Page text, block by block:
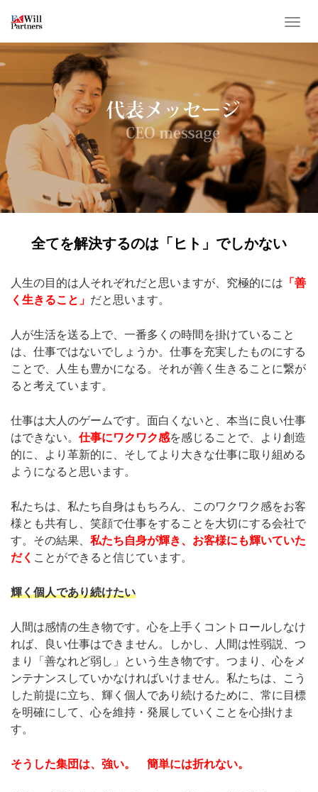
T
o
a
v
i
g
o
n
全てを解決するのは「ヒト」でしかない
人生の目的は人それぞれだと思いますが、究極的には 「善
く生きること」 だと思います。
人が生活を送る上で、一番多くの時間を掛けていること
は、仕事ではないでしょうか。仕事を充実したものにする
ことで、人生も豊かになる。それが善く生きることに繋が
ると考えています。
仕事は大人のゲームです。面白くないと、本当に良い仕事
はできない。 仕事にワクワク感を感じることで、より創造
的に、より革新的に、そしてより大きな仕事に取り組める
ようになると思います。
私たちは、私たち自身はもちろん、このワクワク感をお客
様とも共有し、笑顔で仕事をすることを大切にする会社で
す。その結果、 私たち自身が輝き、お客様にも輝いていた
だく ことができると信じています。
輝く個人であり続けたい
人間は感情の生き物です。心を上手くコントロールしなけ
れば、良い仕事はできません。しかし、人間は性弱説、つ
まり「善なれど弱し」という生き物です。つまり、心をメ
ンテナンスしていかなければいけません。私たちは、こう
した前提に立ち、輝く個人であり続けるために、常に目標
を明確にして、心を維持・発展していくことを心掛けま
す。
そうした集団は、強い。 簡単には折れない。